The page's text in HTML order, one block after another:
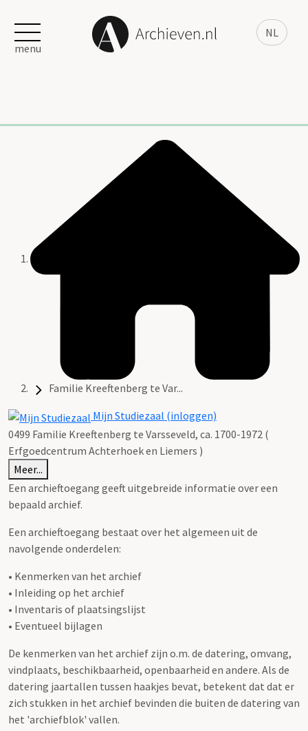
NL
menu
Familie Kreeftenberg te Var...
Mijn Studiezaal (inloggen)
0499 Familie Kreeftenberg te Varsseveld, ca. 1700-1972 (
Erfgoedcentrum Achterhoek en Liemers )
Meer...
Een archieftoegang geeft uitgebreide informatie over een
bepaald archief.
Een archieftoegang bestaat over het algemeen uit de
navolgende onderdelen:
• Kenmerken van het archief
• Inleiding op het archief
• Inventaris of plaatsingslijst
• Eventueel bijlagen
De kenmerken van het archief zijn o.m. de datering, omvang,
vindplaats, beschikbaarheid, openbaarheid en andere. Als de
datering jaartallen tussen haakjes bevat, betekent dat dat er
zich stukken in het archief bevinden die buiten de datering van
het 'archiefblok' vallen.